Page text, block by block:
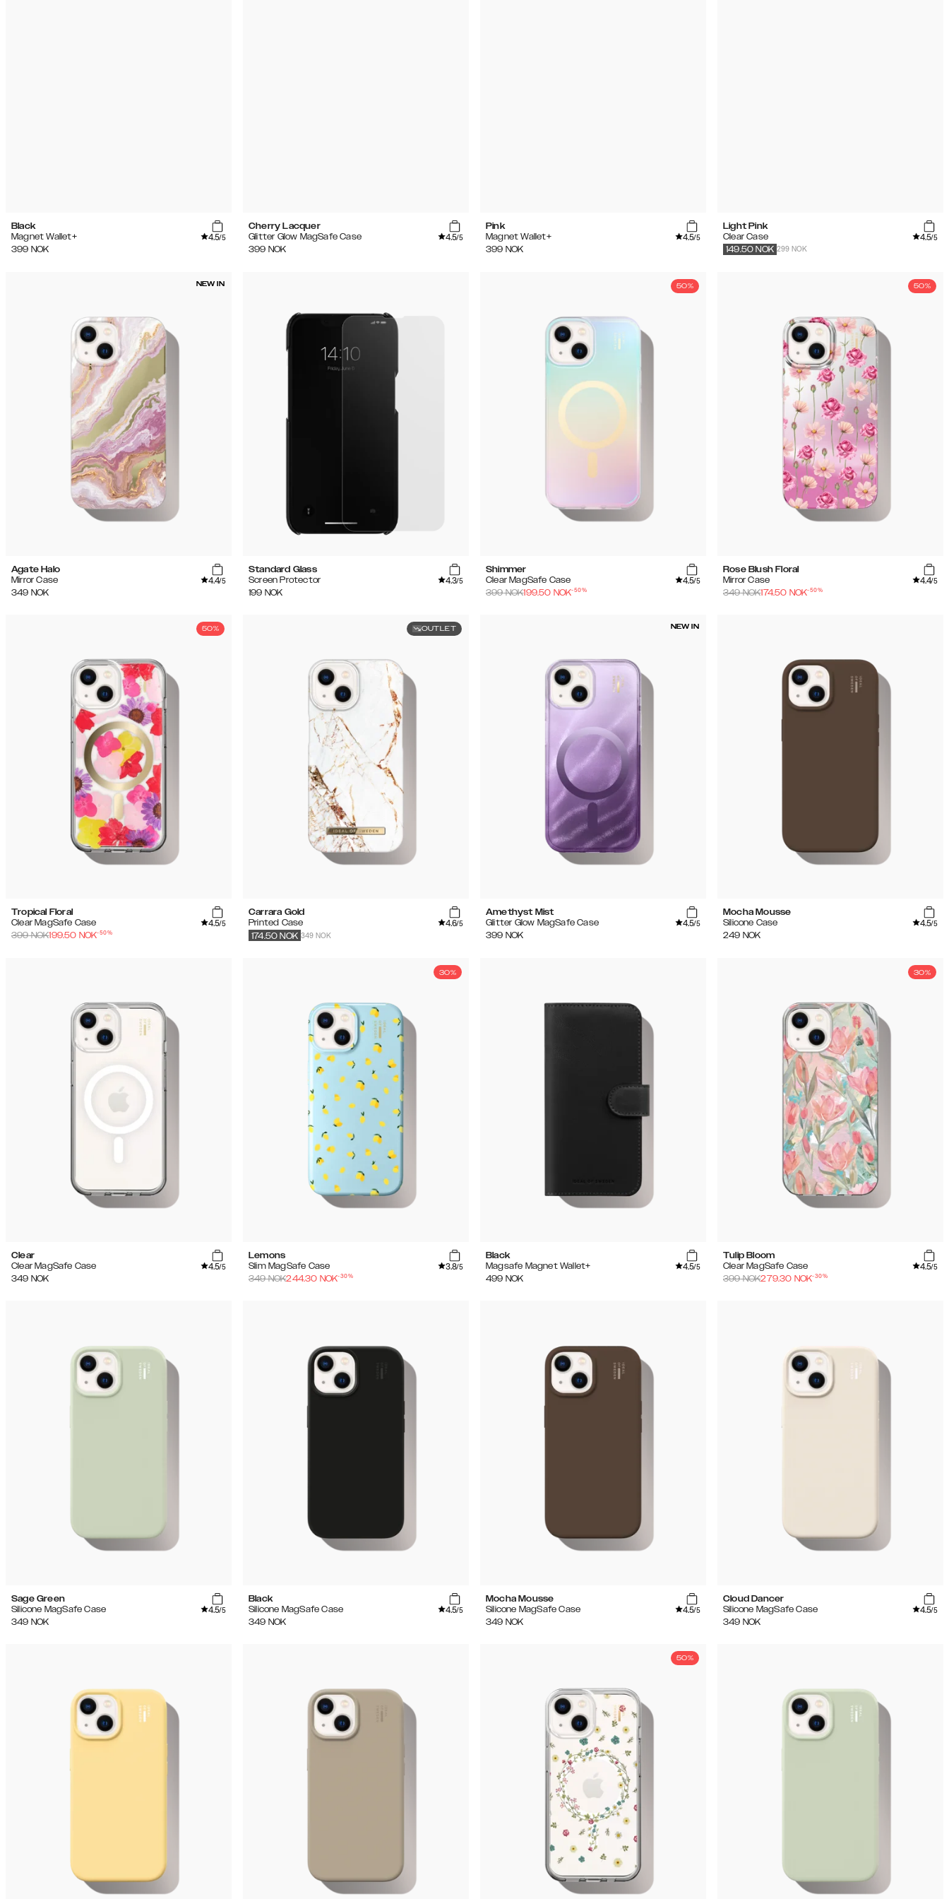
Black
Magnet Wallet+
4.5/5
399 NOK
Cherry Lacquer
Glitter Glow MagSafe Case
4.5/5
399 NOK
Pink
Magnet Wallet+
4.5/5
399 NOK
Light Pink
Clear Case
4.5/5
299 NOK
149.50 NOK
NEW IN
Agate Halo
Mirror Case
4.4/5
349 NOK
Standard Glass
Screen Protector
4.3/5
199 NOK
50%
Shimmer
Clear MagSafe Case
4.5/5
399NOK199.50 NOK-50%
50%
Rose Blush Floral
Mirror Case
4.4/5
349NOK174.50 NOK-50%
50%
Tropical Floral
Clear MagSafe Case
4.5/5
399NOK199.50 NOK-50%
OUTLET
Carrara Gold
Printed Case
4.6/5
349 NOK
174.50 NOK
NEW IN
Amethyst Mist
Glitter Glow MagSafe Case
4.5/5
399 NOK
Mocha Mousse
Silicone Case
4.5/5
249 NOK
Clear
Clear MagSafe Case
4.5/5
349 NOK
30%
Lemons
Slim MagSafe Case
3.8/5
349NOK244.30 NOK-30%
Black
Magsafe Magnet Wallet+
4.5/5
499 NOK
30%
Tulip Bloom
Clear MagSafe Case
4.5/5
399NOK279.30 NOK-30%
Sage Green
Silicone MagSafe Case
4.5/5
349 NOK
Black
Silicone MagSafe Case
4.5/5
349 NOK
Mocha Mousse
Silicone MagSafe Case
4.5/5
349 NOK
Cloud Dancer
Silicone MagSafe Case
4.5/5
349 NOK
50%